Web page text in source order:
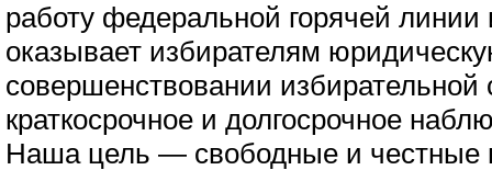
работу федеральной горячей линии
оказывает избирателям
совершенствовании
краткосрочное и долгосрочное
Наша цель — свободные и честные